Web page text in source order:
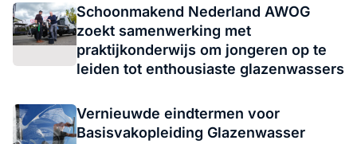
Schoonmakend Nederland AWOG
zoekt samenwerking met
praktijkonderwijs om jongeren op te
leiden tot enthousiaste glazenwassers
Vernieuwde eindtermen voor
Basisvakopleiding Glazenwasser